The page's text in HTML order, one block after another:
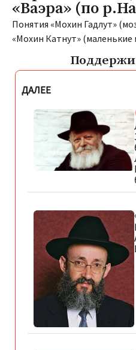
«Ваэра» (по
Понятия «Мохин Гадлут»
«Мохин Катнут»
Поддержи
ДАЛЕЕ